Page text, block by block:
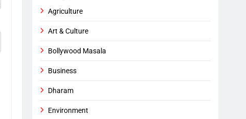
Agriculture
Art & Culture
Bollywood Masala
Business
Dharam
Environment